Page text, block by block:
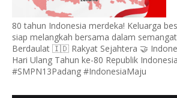
80 tahun Indonesia merdeka! Keluarga
siap melangkah bersama dalam
Berdaulat 🇮🇩 Rakyat Sejahtera 🤝
Hari Ulang Tahun ke-80 Republik
#SMPN13Padang #IndonesiaMaju